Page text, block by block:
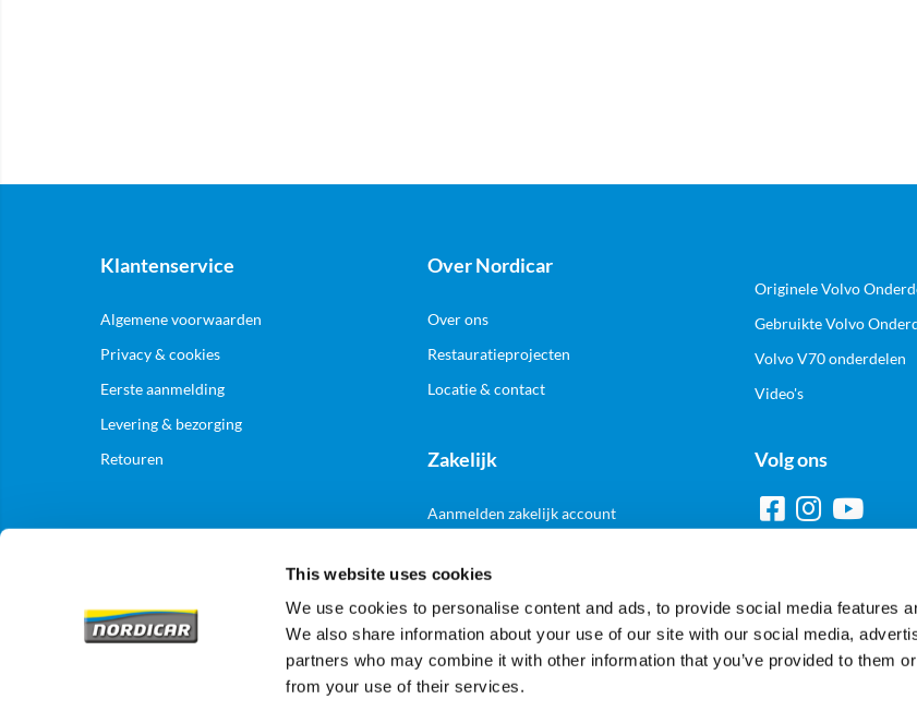
This website uses cookies
We use cookies to personalise content and ads, to provide social media features
We also share information about your use of our site with our social media,
partners who may combine it with other information that you’ve provided to them
from your use of their services.
Klantenservice
Algemene voorwaarden
Privacy & cookies
Eerste aanmelding
Levering & bezorging
Retouren
Over Nordicar
Over ons
Restauratieprojecten
Locatie & contact
Originele Volvo
Gebruikte Volvo
Volvo V70 onderdelen
Video's
Zakelijk
Aanmelden zakelijk account
Volg ons
Veilig en gemakkelijk betalen